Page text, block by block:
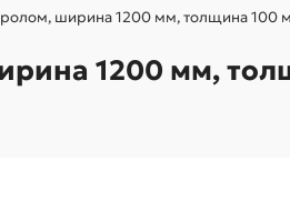
ширина 1200 мм, толщина 100
1200 мм,